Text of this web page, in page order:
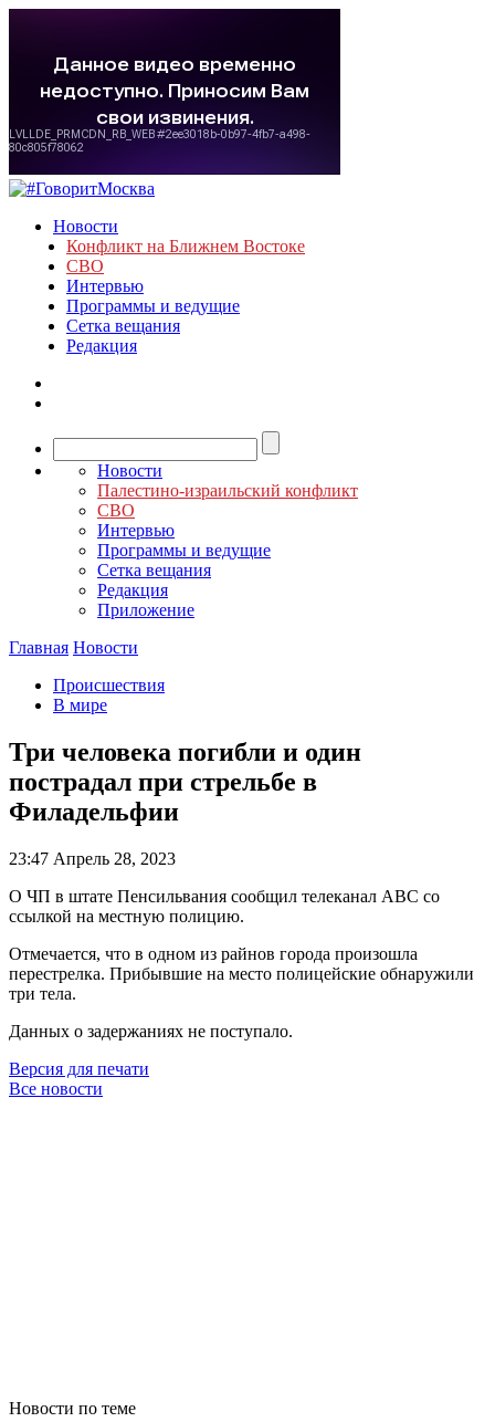
Новости
Конфликт на Ближнем Востоке
СВО
Интервью
Программы и ведущие
Сетка вещания
Редакция
Новости
Палестино-израильский конфликт
СВО
Интервью
Программы и ведущие
Сетка вещания
Редакция
Приложение
Главная Новости
Происшествия
В мире
Три человека погибли и один
пострадал при стрельбе в
Филадельфии
23:47 Апрель 28, 2023
О ЧП в штате Пенсильвания сообщил телеканал ABC со
ссылкой на местную полицию.
Отмечается, что в одном из райнов города произошла
перестрелка. Прибывшие на место полицейские обнаружили
три тела.
Данных о задержаниях не поступало.
Версия для печати
Все новости
Новости по теме